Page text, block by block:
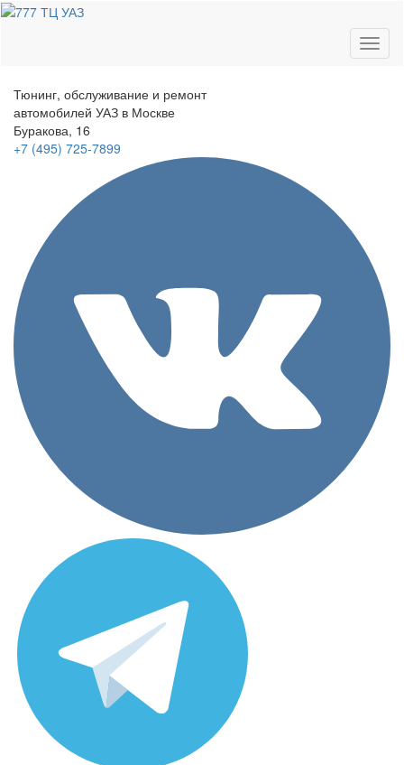
Тюнинг, обслуживание и ремонт
автомобилей УАЗ в Москве
Буракова, 16
+7 (495) 725-7899